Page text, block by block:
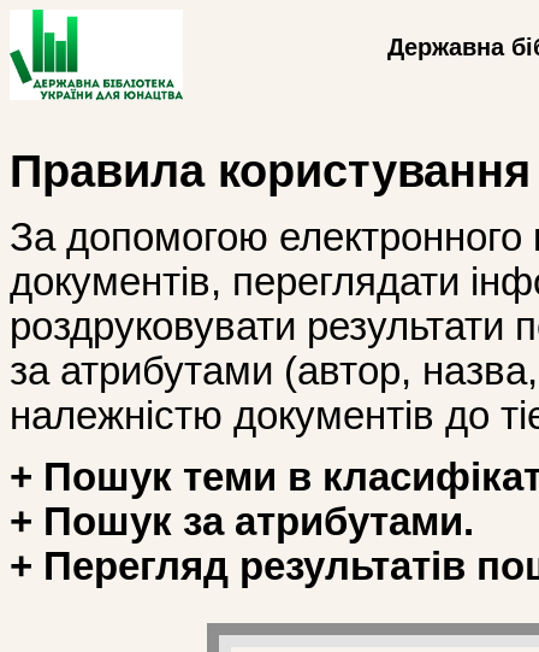
Державна
Правила
За допомогою
документів, переглядати
роздруковувати
за атрибутами (автор, назва,
належністю документів до
+ Пошук теми в
+ Пошук за атрибутами.
+ Перегляд результатів